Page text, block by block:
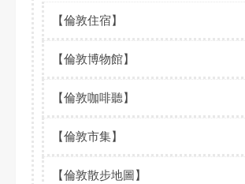
【倫敦住宿】
【倫敦博物館】
【倫敦咖啡聽】
【倫敦市集】
【倫敦散步地圖】